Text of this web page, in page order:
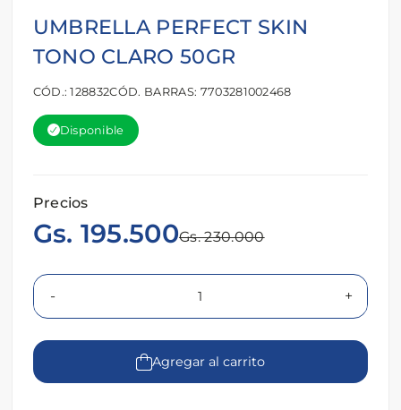
UMBRELLA PERFECT SKIN
TONO CLARO 50GR
CÓD.: 128832CÓD. BARRAS: 7703281002468
Disponible
Precios
Gs. 195.500Gs. 230.000
- +
Agregar al carrito